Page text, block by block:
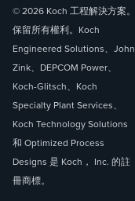
© 2026 Koch 工程解決方案。
保留所有權利。Koch
Engineered Solutions、John
Zink、DEPCOM Power、
Koch-Glitsch、Koch
Specialty Plant Services、
Koch Technology Solutions
和 Optimized Process
Designs 是 Koch， Inc. 的註
冊商標。